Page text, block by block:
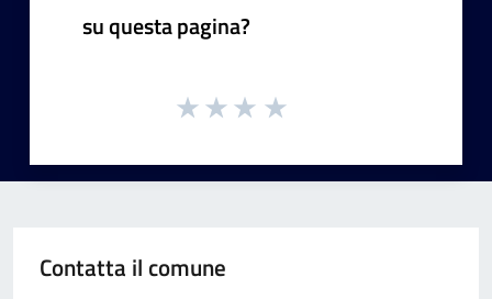
su questa pagina?
Contatta il comune